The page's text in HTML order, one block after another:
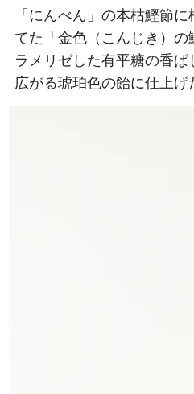
「にんべん」の本枯鰹節
てた「金色（こんじき）
ラメリゼした有平糖の香
広がる琥珀色の飴に仕上げ